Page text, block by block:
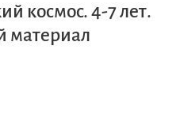
космос. 4-7 лет.
материал